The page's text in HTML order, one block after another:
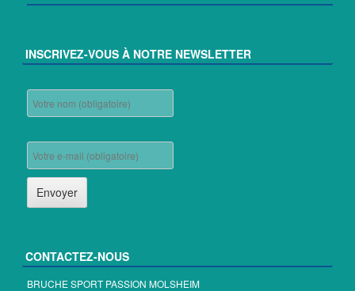
INSCRIVEZ-VOUS À NOTRE NEWSLETTER
CONTACTEZ-NOUS
BRUCHE SPORT PASSION MOLSHEIM